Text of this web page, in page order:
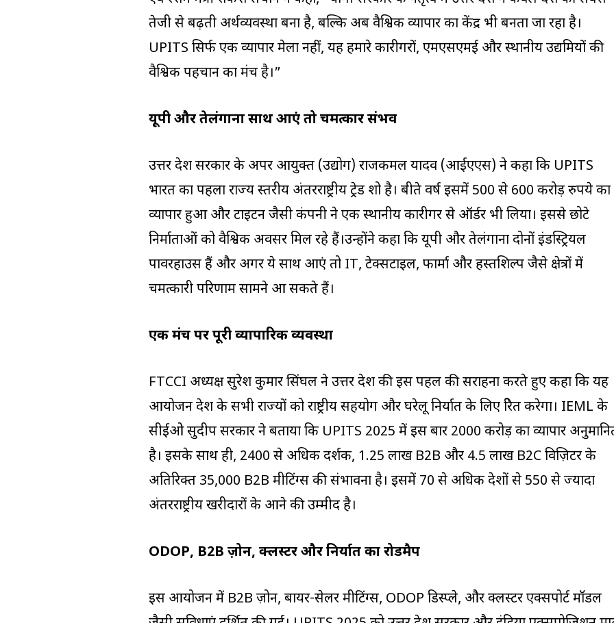
तेजी से बढ़ती अर्थव्यवस्था बना है, बल्कि अब वैश्विक व्यापार का केंद्र भी बनता जा रहा है।
UPITS सिर्फ एक व्यापार मेला नहीं, यह हमारे कारीगरों, एमएसएमई और स्थानीय उद्यमियों की
वैश्विक पहचान का मंच है।”
यूपी और तेलंगाना साथ आएं तो चमत्कार संभव
उत्तर प्रदेश सरकार के अपर आयुक्त (उद्योग) राजकमल यादव (आईएएस) ने कहा कि UPITS
भारत का पहला राज्य स्तरीय अंतरराष्ट्रीय ट्रेड शो है। बीते वर्ष इसमें 500 से 600 करोड़ रुपये का
व्यापार हुआ और टाइटन जैसी कंपनी ने एक स्थानीय कारीगर से ऑर्डर भी लिया। इससे छोटे
निर्माताओं को वैश्विक अवसर मिल रहे हैं।उन्होंने कहा कि यूपी और तेलंगाना दोनों इंडस्ट्रियल
पावरहाउस हैं और अगर ये साथ आएं तो IT, टेक्सटाइल, फार्मा और हस्तशिल्प जैसे क्षेत्रों में
चमत्कारी परिणाम सामने आ सकते हैं।
एक मंच पर पूरी व्यापारिक व्यवस्था
FTCCI अध्यक्ष सुरेश कुमार सिंघल ने उत्तर प्रदेश की इस पहल की सराहना करते हुए कहा कि यह
आयोजन देश के सभी राज्यों को राष्ट्रीय सहयोग और घरेलू निर्यात के लिए प्रेरित करेगा। IEML के
सीईओ सुदीप सरकार ने बताया कि UPITS 2025 में इस बार ₹2000 करोड़ का व्यापार
है। इसके साथ ही, 2400 से अधिक प्रदर्शक, 1.25 लाख B2B और 4.5 लाख B2C विज़िटर के
अतिरिक्त 35,000 B2B मीटिंग्स की संभावना है। इसमें 70 से अधिक देशों से 550 से ज्यादा
अंतरराष्ट्रीय खरीदारों के आने की उम्मीद है।
ODOP, B2B ज़ोन, क्लस्टर और निर्यात का रोडमैप
इस आयोजन में B2B ज़ोन, बायर-सेलर मीटिंग्स, ODOP डिस्प्ले, और क्लस्टर एक्सपोर्ट मॉडल